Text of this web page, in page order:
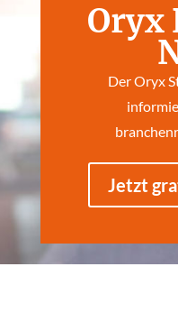
Oryx
Der Oryx
Jetzt